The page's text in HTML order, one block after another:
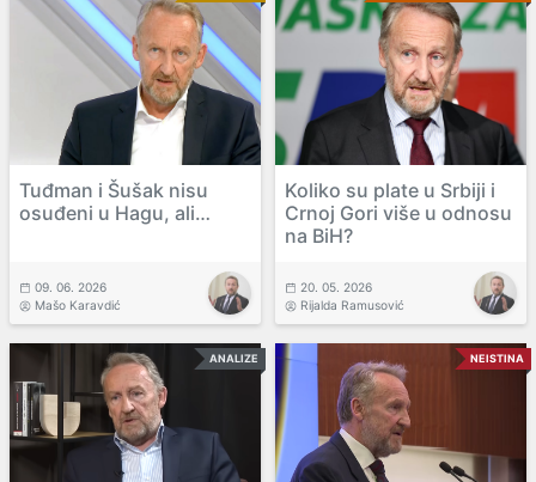
Tuđman i Šušak nisu
osuđeni u Hagu, ali…
09. 06. 2026
Mašo Karavdić
Koliko su plate u Srbiji i
Crnoj Gori više u odnosu
na BiH?
20. 05. 2026
Rijalda Ramusović
ANALIZE NEISTINA